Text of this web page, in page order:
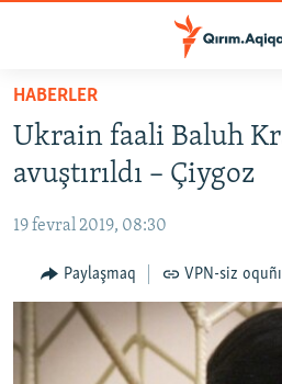
Esas
qaytmaq
Baş
navigatsiyağa
qaytmaq
qaytmaq
HABERLER
İQTİSADİYAT
CEMİYET
MEDENİYET
İNSAN AQLARI
VİDEO
HABERLER
Ukrain faali Baluh
avuştırıldı – Çiygoz
19 fevral 2019, 08:30
Paylaşmaq VPN-siz